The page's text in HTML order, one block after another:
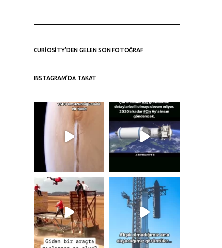
CURIOSITY’DEN GELEN SON FOTOĞRAF
INSTAGRAM’DA TAKAT